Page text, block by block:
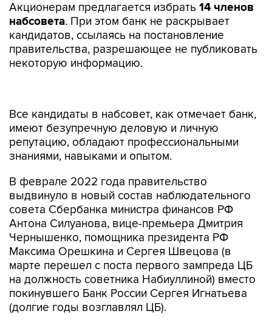
Акционерам предлагается избрать 14 членов
набсовета. При этом банк не раскрывает
кандидатов, ссылаясь на постановление
правительства, разрешающее не публиковать
некоторую информацию.
репутацию, обладают профессиональными
знаниями, навыками и опытом.
В феврале 2022 года правительство
совета Сбербанка министра финансов РФ
Антона Силуанова, вице-премьера Дмитрия
Чернышенко, помощника президента РФ
Максима Орешкина и Сергея Швецова (в
марте перешел с поста первого зампреда ЦБ
на должность советника Набиуллиной) вместо
покинувшего Банк России Сергея Игнатьева
(долгие годы возглавлял ЦБ).
По итогам предыдущего годового собрания